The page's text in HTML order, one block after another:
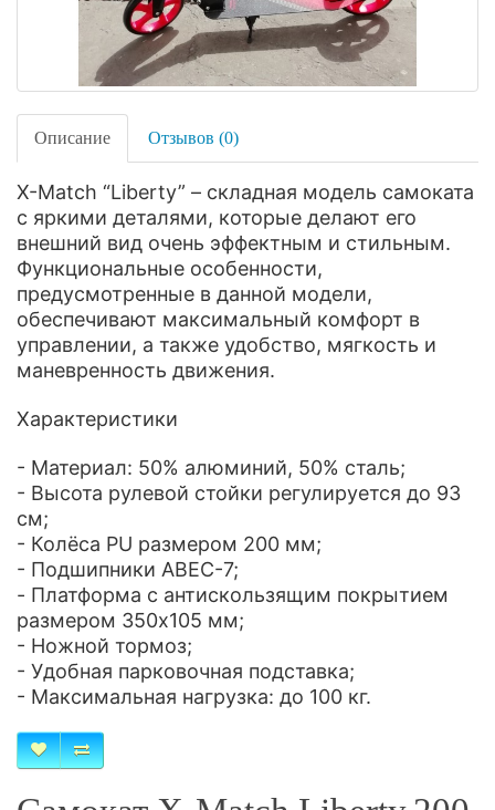
Описание Отзывов (0)
X-Match “Liberty” – складная модель самоката
с яркими деталями, которые делают его
внешний вид очень эффектным и стильным.
Функциональные особенности,
предусмотренные в данной модели,
обеспечивают максимальный комфорт в
управлении, а также удобство, мягкость и
маневренность движения.
Характеристики
- Материал: 50% алюминий, 50% сталь;
- Высота рулевой стойки регулируется до 93
см;
- Колёса PU размером 200 мм;
- Подшипники ABEC-7;
- Платформа с антискользящим покрытием
размером 350х105 мм;
- Ножной тормоз;
- Удобная парковочная подставка;
- Максимальная нагрузка: до 100 кг.